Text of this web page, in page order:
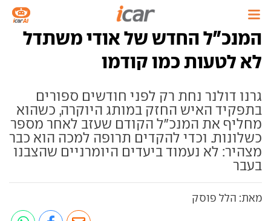
המנכ"ל החדש של אודי משתדל
לא לטעות כמו קודמו
גרנו דולנר נחת רק לפני חודשים ספורים
בתפקיד האיש החזק במותג היוקרה, כשהוא
מחליף את המנכ"ל הקודם שעזב לאחר מספר
כשלונות. וכדי להקדים תרופה למכה הוא כבר
מצהיר: לא נעמוד ביעדים היומרניים שהצבנו
בעבר
מאת: הלל פוסק